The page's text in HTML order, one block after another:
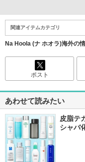
関連アイテムカテゴリ
Na Hoola (ナ ホオラ)海外の
ポスト
あわせて読みたい
皮脂テ
シャバ